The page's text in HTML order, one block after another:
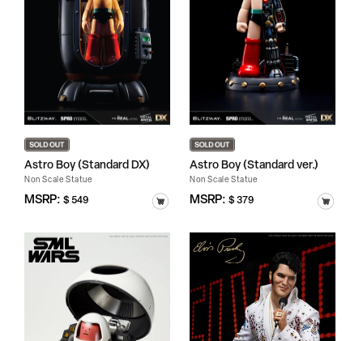
Astro Boy (Standard DX)
Non Scale Statue
정
MSRP: $ 549
Astro Boy (Standard ver.)
Non Scale Statue
정
MSRP: $ 379